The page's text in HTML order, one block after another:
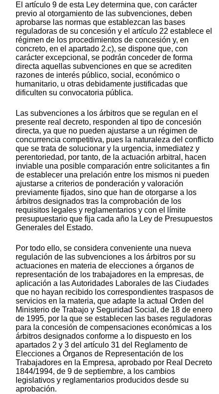
El artículo 9 de esta Ley determina que, con carácter
previo al otorgamiento de las subvenciones, deben
aprobarse las normas que establezcan las bases
reguladoras de su concesión y el artículo 22 establece el
régimen de los procedimientos de concesión y, en
concreto, en el apartado 2.c), se dispone que, con
carácter excepcional, se podrán conceder de forma
directa aquellas subvenciones en que se acrediten
razones de interés público, social, económico o
humanitario, u otras debidamente justificadas que
dificulten su convocatoria pública.
Las subvenciones a los árbitros que se regulan en el
presente real decreto, responden al tipo de concesión
directa, ya que no pueden ajustarse a un régimen de
concurrencia competitiva, pues la naturaleza del conflicto
que se trata de solucionar y la urgencia, inmediatez y
perentoriedad, por tanto, de la actuación arbitral, hacen
inviable una posible comparación entre solicitantes a fin
de establecer una prelación entre los mismos ni pueden
ajustarse a criterios de ponderación y valoración
previamente fijados, sino que han de otorgarse a los
árbitros designados tras la comprobación de los
requisitos legales y reglamentarios y con el límite
presupuestario que fija cada año la Ley de Presupuestos
Generales del Estado.
Por todo ello, se considera conveniente una nueva
regulación de las subvenciones a los árbitros por su
actuaciones en materia de elecciones a órganos de
representación de los trabajadores en la empresas, de
aplicación a las Autoridades Laborales de las Ciudades
que no hayan recibido los correspondientes traspasos de
servicios en la materia, que adapte la actual Orden del
Ministerio de Trabajo y Seguridad Social, de 18 de enero
de 1995, por la que se establecen las bases reguladoras
para la concesión de compensaciones económicas a los
árbitros designados conforme a lo dispuesto en los
apartados 2 y 3 del artículo 31 del Reglamento de
Elecciones a Órganos de Representación de los
Trabajadores en la Empresa, aprobado por Real Decreto
1844/1994, de 9 de septiembre, a los cambios
legislativos y reglamentarios producidos desde su
aprobación.